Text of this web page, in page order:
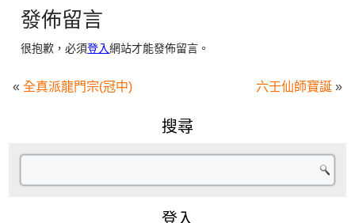
發佈留言
很抱歉，必須登入網站才能發佈留言。
«全真派龍門宗(冠中) 六壬仙師寶誕»
搜尋
登入